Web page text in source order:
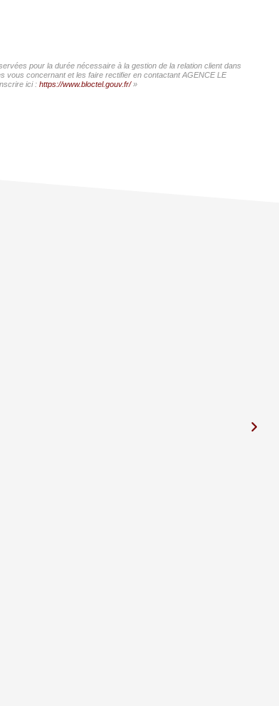
pour la durée nécessaire à la gestion de la relation client dans
vous concernant et les faire rectifier en contactant AGENCE LE
ici : https://www.bloctel.gouv.fr/»